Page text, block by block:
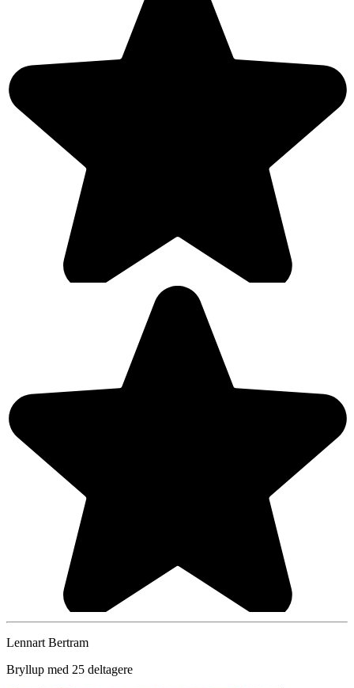
Lennart Bertram
Bryllup med 25 deltagere